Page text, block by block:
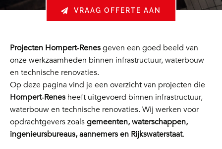
VRAAG OFFERTE AAN
Projecten Hompert‑Renesgeven een goed beeld van
onze werkzaamheden binnen infrastructuur, waterbouw
en technische renovaties.
Op deze pagina vind je een overzicht van projecten die
Hompert‑Renesheeft uitgevoerd binnen infrastructuur,
waterbouw en technische renovaties. Wij werken voor
opdrachtgevers zoalsgemeenten, waterschappen,
ingenieursbureaus, aannemers en Rijkswaterstaat.